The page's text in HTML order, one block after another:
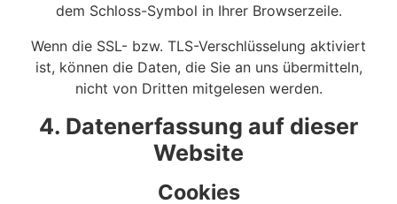
dem Schloss-Symbol in Ihrer Browserzeile.
Wenn die SSL- bzw. TLS-Verschlüsselung aktiviert
ist, können die Daten, die Sie an uns übermitteln,
nicht von Dritten mitgelesen werden.
4. Datenerfassung auf dieser
Website
Cookies